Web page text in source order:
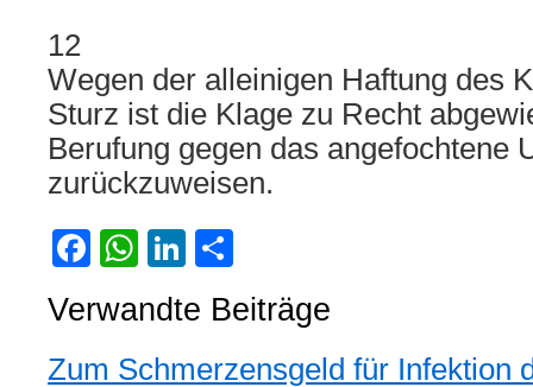
12
Wegen der alleinigen Haftung des
Sturz ist die Klage zu Recht
Berufung gegen das angefochtene
zurückzuweisen.
Facebook
WhatsApp
LinkedIn
Verwandte Beiträge
Zum Schmerzensgeld für Infektion